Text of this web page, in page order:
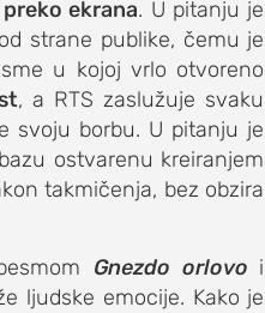
ekrana. U pitanju je
strane publike, čemu je
u kojoj vrlo otvoreno
, a RTS zaslužuje svaku
svoju borbu. U pitanju je
ostvarenu kreiranjem
takmičenja, bez obzira
Gnezdo orlovo i
ljudske emocije. Kako je